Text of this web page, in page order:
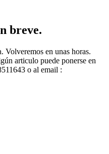
breve.
Volveremos en unas horas.
articulo puede ponerse en
o al email :